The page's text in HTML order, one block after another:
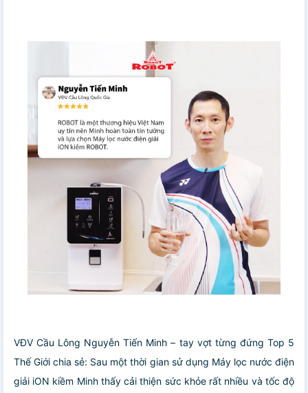
VĐV Cầu Lông Nguyễn Tiến Minh – tay vợt từng đứng Top 5
Thế Giới chia sẻ: Sau một thời gian sử dụng Máy lọc nước điện
giải iON kiềm Minh thấy cải thiện sức khỏe rất nhiều và tốc độ